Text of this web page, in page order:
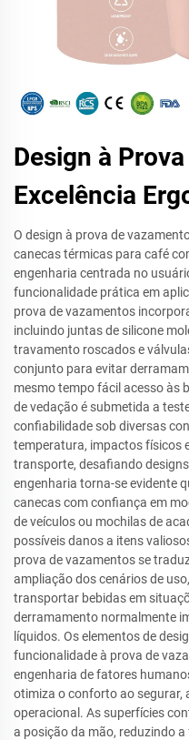
Design à
Excelência
O design à prova de
canecas térmicas para café
engenharia centrada no
funcionalidade prática em
prova de vazamentos
incluindo juntas de silicone
travamento roscados e
conjunto para evitar
mesmo tempo fácil acesso às
de vedação é submetida a
confiabilidade sob diversas
temperatura, impactos físicos
transporte, desafiando
engenharia torna-se evidente
canecas com confiança em
de veículos ou mochilas de
possíveis danos a itens
prova de vazamentos se
ampliação dos cenários de
transportar bebidas em
derramamento normalmente
líquidos. Os elementos de
funcionalidade à prova de
engenharia de fatores
otimiza o conforto ao segurar,
operacional. As superfícies
a posição da mão, reduzindo